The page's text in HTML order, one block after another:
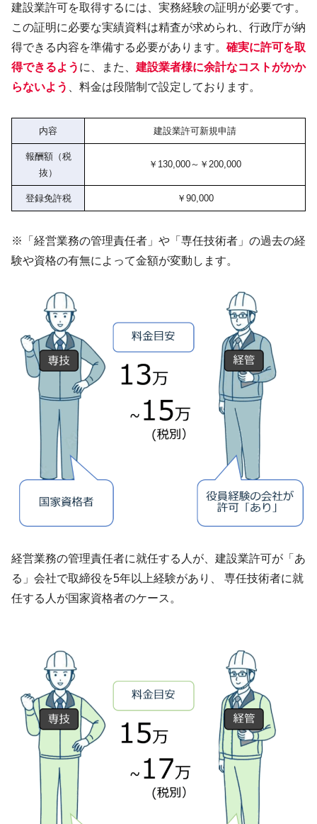
建設業許可を取得するには、実務経験の証明が必要です。
この証明に必要な実績資料は精査が求められ、行政庁が納
得できる内容を準備する必要があります。 確実に許可を取
得できるよう に、また、 建設業者様に余計なコストがかか
らないよう
、料金は段階制で設定しております。
内容 建設業許可新規申請
報酬額（税
抜）
￥130,000～￥200,000
登録免許税 ￥90,000
※「経営業務の管理責任者」や「専任技術者」の過去の経
験や資格の有無によって金額が変動します。
経営業務の管理責任者に就任する人が、建設業許可が「あ
る」会社で取締役を5年以上経験があり、 専任技術者に就
任する人が国家資格者のケース。